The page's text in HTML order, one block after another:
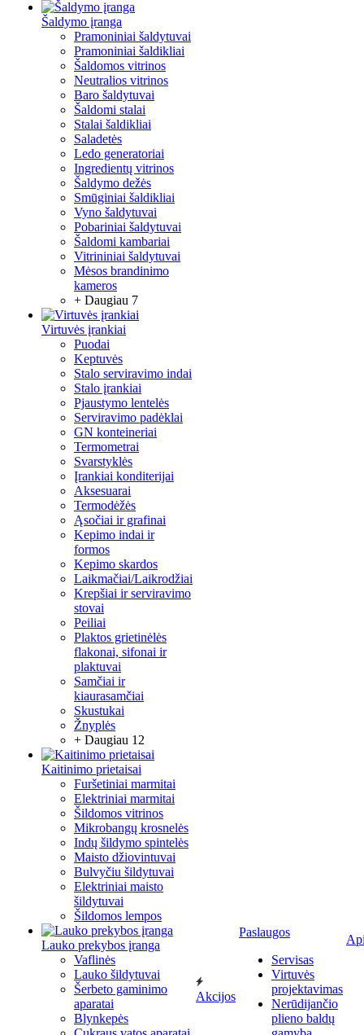
Šaldymo įranga
Pramoniniai šaldytuvai
Pramoniniai šaldikliai
Šaldomos vitrinos
Neutralios vitrinos
Baro šaldytuvai
Šaldomi stalai
Stalai šaldikliai
Saladetės
Ledo generatoriai
Ingredientų vitrinos
Šaldymo dežės
Smūginiai šaldikliai
Vyno šaldytuvai
Pobariniai šaldytuvai
Šaldomi kambariai
Vitrininiai šaldytuvai
Mėsos brandinimo
kameros
+ Daugiau 7
Virtuvės įrankiai
Puodai
Keptuvės
Stalo serviravimo indai
Stalo įrankiai
Pjaustymo lentelės
Serviravimo padėklai
GN konteineriai
Termometrai
Svarstyklės
Įrankiai konditerijai
Aksesuarai
Termodėžės
Ąsočiai ir grafinai
Kepimo indai ir
formos
Kepimo skardos
Laikmačiai/Laikrodžiai
Krepšiai ir serviravimo
stovai
Peiliai
Plaktos grietinėlės
flakonai, sifonai ir
plaktuvai
Samčiai ir
kiaurasamčiai
Skustukai
Žnyplės
+ Daugiau 12
Kaitinimo prietaisai
Furšetiniai marmitai
Elektriniai marmitai
Šildomos vitrinos
Mikrobangų krosnelės
Indų šildymo spintelės
Maisto džiovintuvai
Bulvyčiu šildytuvai
Elektriniai maisto
šildytuvai
Šildomos lempos
Lauko prekybos įranga
Vaflinės
Lauko šildytuvai
Šerbeto gaminimo
aparatai
Blynkepės
Akcijos
Paslaugos
Servisas
Virtuvės
projektavimas
Nerūdijančio
plieno baldų